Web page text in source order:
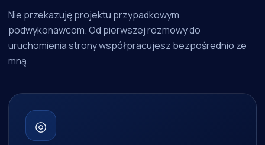
Nie przekazuję projektu przypadkowym
podwykonawcom. Od pierwszej rozmowy do
uruchomienia strony współpracujesz bezpośrednio ze
mną.
◎